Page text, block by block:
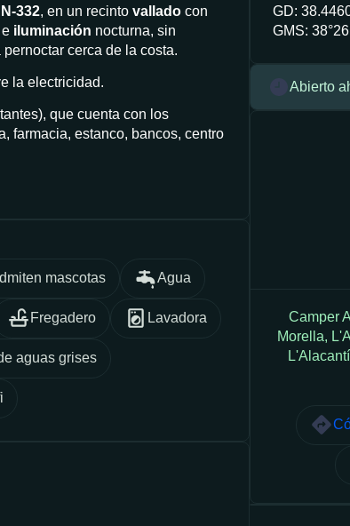
N-332, en un recinto vallado con
e iluminación nocturna, sin
pernoctar cerca de la costa.
la electricidad.
que cuenta con los
farmacia, estanco, bancos, centro
mascotas Agua
Fregadero Lavadora
aguas grises
GD:
GMS:
Abierto
Camper
Morella,